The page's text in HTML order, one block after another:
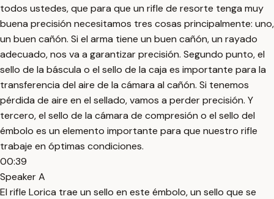
todos ustedes, que para que un rifle de resorte tenga muy
buena precisión necesitamos tres cosas principalmente: uno,
un buen cañón. Si el arma tiene un buen cañón, un rayado
adecuado, nos va a garantizar precisión. Segundo punto, el
sello de la báscula o el sello de la caja es importante para la
transferencia del aire de la cámara al cañón. Si tenemos
pérdida de aire en el sellado, vamos a perder precisión. Y
tercero, el sello de la cámara de compresión o el sello del
émbolo es un elemento importante para que nuestro rifle
trabaje en óptimas condiciones.
00:39
Speaker A
El rifle Lorica trae un sello en este émbolo, un sello que se